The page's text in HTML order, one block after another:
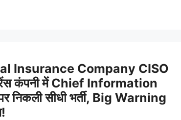
Insurance Company CISO
कंपनी में Chief Information
सीधी भर्ती, Big Warning